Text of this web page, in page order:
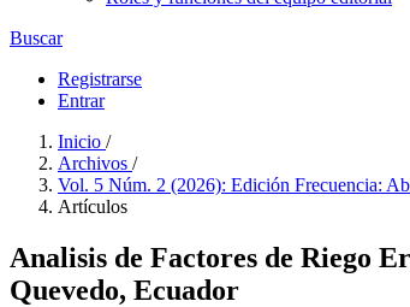
Buscar
Registrarse
Entrar
Inicio /
Archivos /
Vol. 5 Núm. 2 (2026): Edición Frecuencia:
Artículos
Analisis de Factores de Riego
Quevedo, Ecuador